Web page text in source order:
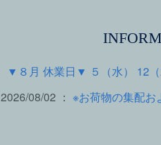
▼８月 休業日▼ ５（水） 12（
2026/08/02 ： ※お荷物の集配お